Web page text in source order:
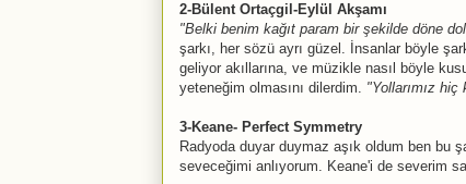
2-Bülent Ortaçgil-Eylül Akşamı
"Belki benim kağıt param bir şekilde döne
şarkı, her sözü ayrı güzel. İnsanlar böyle
geliyor akıllarına, ve müzikle nasıl böyle
yeteneğim olmasını dilerdim. "Yollarımız
3-Keane- Perfect Symmetry
Radyoda duyar duymaz aşık oldum ben bu
seveceğimi anlıyorum. Keane'i de severim